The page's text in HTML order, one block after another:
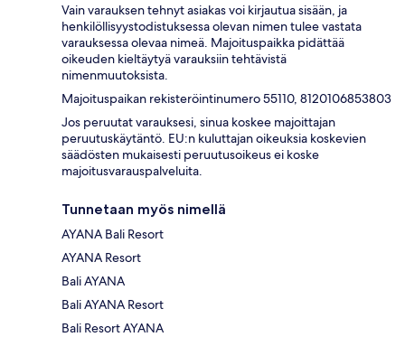
Vain varauksen tehnyt asiakas voi kirjautua sisään, ja
henkilöllisyystodistuksessa olevan nimen tulee vastata
varauksessa olevaa nimeä. Majoituspaikka pidättää
oikeuden kieltäytyä varauksiin tehtävistä
nimenmuutoksista.
Majoituspaikan rekisteröintinumero 55110, 8120106853803
Jos peruutat varauksesi, sinua koskee majoittajan
peruutuskäytäntö. EU:n kuluttajan oikeuksia koskevien
säädösten mukaisesti peruutusoikeus ei koske
majoitusvarauspalveluita.
Tunnetaan myös nimellä
AYANA Bali Resort
AYANA Resort
Bali AYANA
Bali AYANA Resort
Bali Resort AYANA